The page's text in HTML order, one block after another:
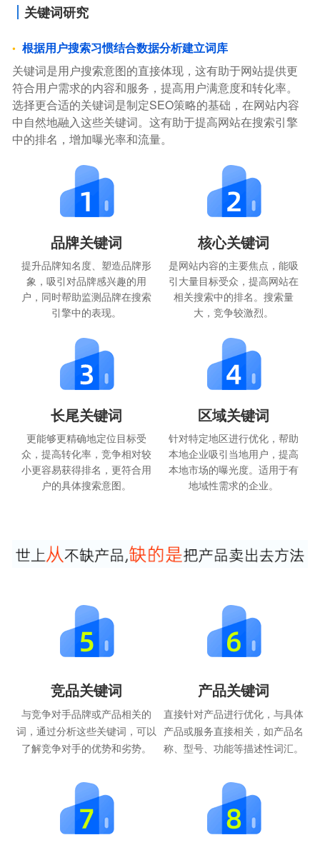
关键词研究
根据用户搜索习惯结合数据分析建立词库
关键词是用户搜索意图的直接体现，这有助于网站提供更
符合用户需求的内容和服务，提高用户满意度和转化率。
选择更合适的关键词是制定SEO策略的基础，在网站内容
中自然地融入这些关键词。这有助于提高网站在搜索引擎
中的排名，增加曝光率和流量。
品牌关键词
提升品牌知名度、塑造品牌形
象，吸引对品牌感兴趣的用
户，同时帮助监测品牌在搜索
引擎中的表现。
核心关键词
是网站内容的主要焦点，能吸
引大量目标受众，提高网站在
相关搜索中的排名。搜索量
大，竞争较激烈。
长尾关键词
更能够更精确地定位目标受
众，提高转化率，竞争相对较
小更容易获得排名，更符合用
户的具体搜索意图。
区域关键词
针对特定地区进行优化，帮助
本地企业吸引当地用户，提高
本地市场的曝光度。适用于有
地域性需求的企业。
竞品关键词
与竞争对手品牌或产品相关的
词，通过分析这些关键词，可以
了解竞争对手的优势和劣势。
产品关键词
直接针对产品进行优化，与具体
产品或服务直接相关，如产品名
称、型号、功能等描述性词汇。